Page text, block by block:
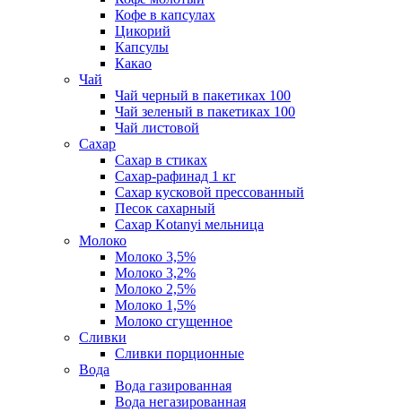
Кофе в капсулах
Цикорий
Капсулы
Какао
Чай
Чай черный в пакетиках 100
Чай зеленый в пакетиках 100
Чай листовой
Сахар
Сахар в стиках
Сахар-рафинад 1 кг
Сахар кусковой прессованный
Песок сахарный
Сахар Kotanyi мельница
Молоко
Молоко 3,5%
Молоко 3,2%
Молоко 2,5%
Молоко 1,5%
Молоко сгущенное
Сливки
Сливки порционные
Вода
Вода газированная
Вода негазированная